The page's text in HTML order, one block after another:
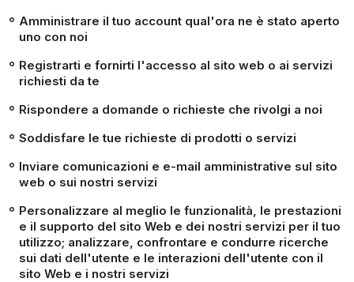
Amministrare il tuo account qual'ora ne è stato aperto
uno con noi
Registrarti e fornirti l'accesso al sito web o ai servizi
richiesti da te
Rispondere a domande o richieste che rivolgi a noi
Soddisfare le tue richieste di prodotti o servizi
Inviare comunicazioni e e-mail amministrative sul sito
web o sui nostri servizi
Personalizzare al meglio le funzionalità, le prestazioni
e il supporto del sito Web e dei nostri servizi per il tuo
utilizzo; analizzare, confrontare e condurre ricerche
sui dati dell'utente e le interazioni dell'utente con il
sito Web e i nostri servizi